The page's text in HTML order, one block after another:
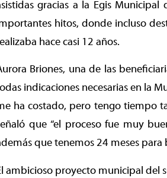
gracias a la Egis
hitos, donde incluso
hace casi 12 años.
Briones, una de las
indicaciones necesarias en la
ha costado, pero tengo tiempo
que “el proceso fue muy
que tenemos 24 meses para
ambicioso proyecto municipal del